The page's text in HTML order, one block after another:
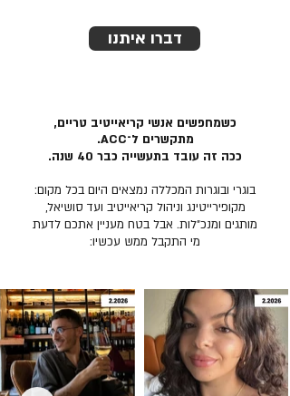
דברו איתנו
כשמחפשים אנשי קריאייטיב טריים,
מתקשרים ל־ACC.
ככה זה עובד בתעשייה כבר 40 שנה.
בוגרי ובוגרות המכללה נמצאים היום בכל מקום:
מקופירייטינג וניהול קריאייטיב ועד סושיאל,
מותגים ומנכ״לות. אבל בטח מעניין אתכם לדעת
מי התקבל ממש עכשיו: